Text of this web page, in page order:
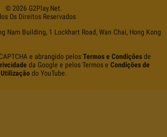
© 2026 G2Play.net.
Os Direitos Reservados
Nam Building, 1 Lockhart Road, Wan Chai, Hong Kong
e abrangido pelos Termos e Condiçõesde
da Google e pelos Termos e Condições de
Utilizaçãodo YouTube.